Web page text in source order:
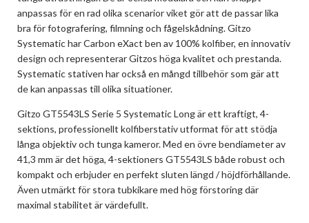
anpassas för en rad olika scenarior viket gör att de passar lika
bra för fotografering, filmning och fågelskådning. Gitzo
Systematic har Carbon eXact ben av 100% kolfiber, en innovativ
design och representerar Gitzos höga kvalitet och prestanda.
Systematic stativen har också en mångd tillbehör som gär att
de kan anpassas till olika situationer.
Gitzo GT5543LS Serie 5 Systematic Long är ett kraftigt, 4-
sektions, professionellt kolfiberstativ utformat för att stödja
långa objektiv och tunga kameror. Med en övre bendiameter av
41,3 mm är det höga, 4-sektioners GT5543LS både robust och
kompakt och erbjuder en perfekt sluten längd / höjdförhållande.
Även utmärkt för stora tubkikare med hög förstoring där
maximal stabilitet är värdefullt.